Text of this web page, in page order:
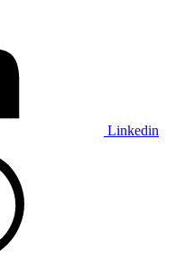
Linkedin